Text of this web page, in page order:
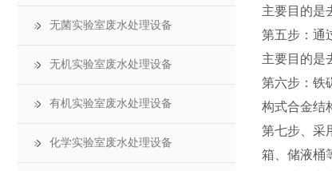
主要目的是
第五步：通
主要目的是
第六步：铁
构式合金结
第七步、采
箱、储液桶
无菌实验室废水处理设备
无机实验室废水处理设备
有机实验室废水处理设备
化学实验室废水处理设备